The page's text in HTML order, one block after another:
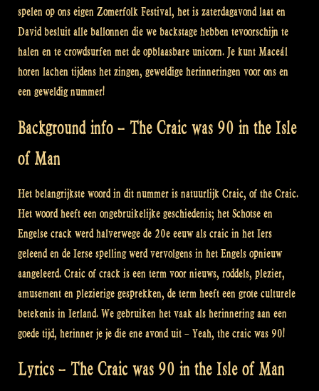
spelen op ons eigen Zomerfolk Festival, het is zaterdagavond laat en
David besluit alle ballonnen die we backstage hebben tevoorschijn te
halen en te crowdsurfen met de opblaasbare unicorn. Je kunt Maceál
horen lachen tijdens het zingen, geweldige herinneringen voor ons en
een geweldig nummer!
Background info – The Craic was 90 in the Isle
of Man
Het belangrijkste woord in dit nummer is natuurlijk Craic, of the Craic.
Het woord heeft een ongebruikelijke geschiedenis; het Schotse en
Engelse crack werd halverwege de 20e eeuw als craic in het Iers
geleend en de Ierse spelling werd vervolgens in het Engels opnieuw
aangeleerd. Craic of crack is een term voor nieuws, roddels, plezier,
amusement en plezierige gesprekken, de term heeft een grote culturele
betekenis in Ierland. We gebruiken het vaak als herinnering aan een
goede tijd, herinner je je die ene avond uit – Yeah, the craic was 90!
Lyrics – The Craic was 90 in the Isle of Man